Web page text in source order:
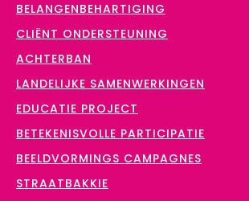
BELANGENBEHARTIGING
CLIËNT ONDERSTEUNING
ACHTERBAN
LANDELIJKE SAMENWERKINGEN
EDUCATIE PROJECT
BETEKENISVOLLE PARTICIPATIE
BEELDVORMINGS CAMPAGNES
STRAATBAKKIE